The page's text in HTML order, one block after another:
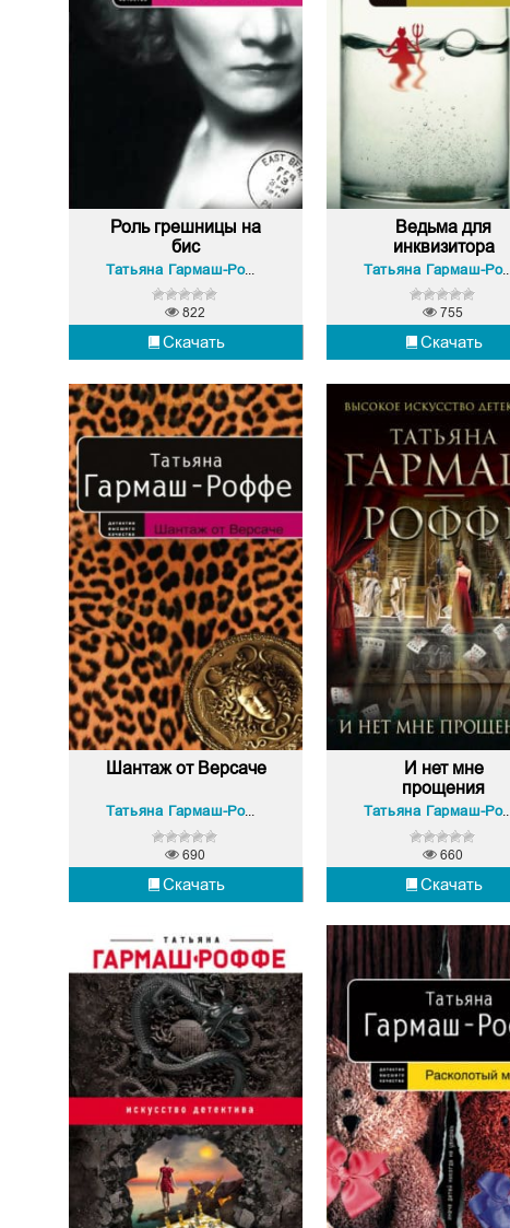
Роль грешницы на
бис
Татьяна Гармаш-Роффе
Скачать
822
Ведьма для
инквизитора
Татьяна Гармаш-Роффе
Скачать
755
Шантаж от Версаче
Татьяна Гармаш-Роффе
Скачать
690
И нет мне
прощения
Татьяна
Скачать
660